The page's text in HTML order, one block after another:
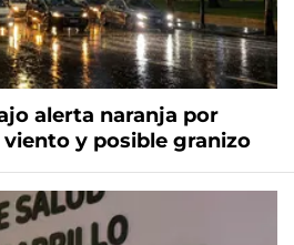
alerta naranja por
y posible granizo